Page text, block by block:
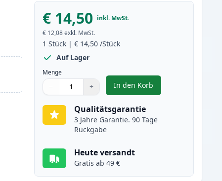
€ 14,50 inkl. MwSt.
€ 12,08 exkl. MwSt.
1 Stück |€ 14,50 /Stück
Auf Lager
Menge
Menge
Verwenden Sie die Tasten, um anzupassen
− +
Menge 1
In den Korb
, Canon PGI-2500XLY
Qualitätsgarantie
3 Jahre Garantie. 90 Tage
Rückgabe
Heute versandt
Gratis ab 49 €